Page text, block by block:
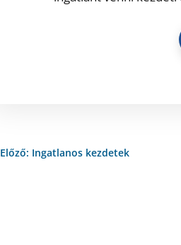
Előző: Ingatlanos kezdetek